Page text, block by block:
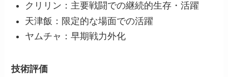
クリリン：主要戦闘での継続的生存・活躍
天津飯：限定的な場面での活躍
ヤムチャ：早期戦力外化
技術評価